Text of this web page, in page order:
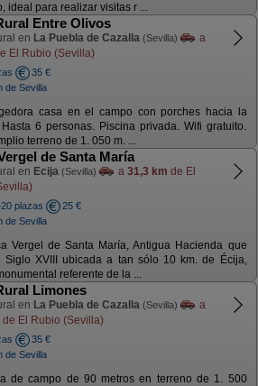
ideal para realizar visitas r ...
Entre Olivos
en La Puebla de Cazalla (Sevilla)
a
El Rubio (Sevilla)
35 €
de Sevilla
casa en el campo con porches hacia la
6 personas. Piscina privada. Wifi gratuito.
terreno de 1. 050 m. ...
de Santa María
en Ecija (Sevilla) a 31,3 km de El
plazas
25 €
de Sevilla
Vergel de Santa María, Antigua Hacienda que
Siglo XVIII ubicada a tan sólo 10 km. de Écija,
referente de la ...
Limones
en La Puebla de Cazalla (Sevilla)
a
de El Rubio (Sevilla)
35 €
de Sevilla
de campo de 90 metros en terreno de 1. 500